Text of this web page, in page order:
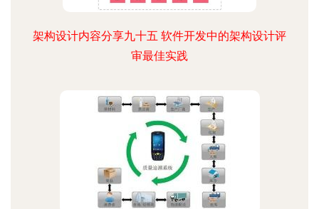
架构设计内容分享九十五 软件开发中的架构设计评
审最佳实践